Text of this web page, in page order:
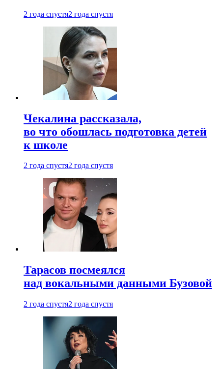
2 года спустя2 года спустя
Чекалина рассказала,
во что обошлась подготовка детей
к школе
2 года спустя2 года спустя
Тарасов посмеялся
над вокальными данными Бузовой
2 года спустя2 года спустя